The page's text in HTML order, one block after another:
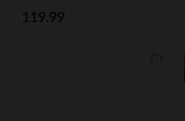
119.99